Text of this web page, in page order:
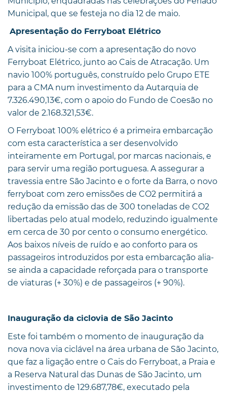
Municipal, que se festeja no dia 12 de maio.
Apresentação do Ferryboat Elétrico
A visita iniciou-se com a apresentação do novo
Ferryboat Elétrico, junto ao Cais de Atracação. Um
navio 100% português, construído pelo Grupo ETE
para a CMA num investimento da Autarquia de
7.326.490,13€, com o apoio do Fundo de Coesão no
valor de 2.168.321,53€.
O Ferryboat 100% elétrico é a primeira embarcação
com esta característica a ser desenvolvido
inteiramente em Portugal, por marcas nacionais, e
para servir uma região portuguesa. A assegurar a
travessia entre São Jacinto e o forte da Barra, o novo
ferryboat com zero emissões de CO2 permitirá a
redução da emissão das de 300 toneladas de CO2
libertadas pelo atual modelo, reduzindo igualmente
em cerca de 30 por cento o consumo energético.
Aos baixos níveis de ruído e ao conforto para os
passageiros introduzidos por esta embarcação alia-
se ainda a capacidade reforçada para o transporte
de viaturas (+ 30%) e de passageiros (+ 90%).
Inauguração da ciclovia de São Jacinto
Este foi também o momento de inauguração da
nova nova via ciclável na área urbana de São Jacinto,
que faz a ligação entre o Cais do Ferryboat, a Praia e
a Reserva Natural das Dunas de São Jacinto, um
investimento de 129.687,78€, executado pela